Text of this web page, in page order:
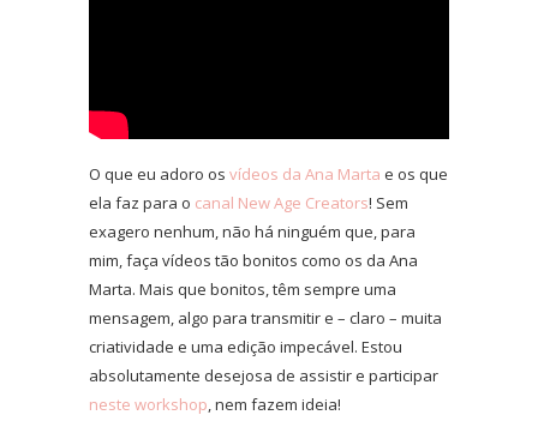
O que eu adoro os vídeos da Ana Marta e os que
ela faz para o canal New Age Creators! Sem
exagero nenhum, não há ninguém que, para
mim, faça vídeos tão bonitos como os da Ana
Marta. Mais que bonitos, têm sempre uma
mensagem, algo para transmitir e – claro – muita
criatividade e uma edição impecável. Estou
absolutamente desejosa de assistir e participar
neste workshop, nem fazem ideia!